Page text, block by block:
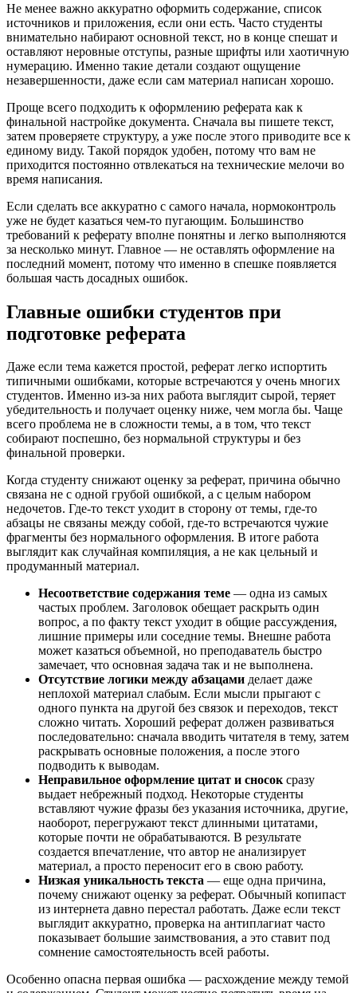
Не менее важно аккуратно оформить содержание, список
источников и приложения, если они есть. Часто студенты
внимательно набирают основной текст, но в конце спешат и
оставляют неровные отступы, разные шрифты или хаотичную
нумерацию. Именно такие детали создают ощущение
незавершенности, даже если сам материал написан хорошо.
Проще всего подходить к оформлению реферата как к
финальной настройке документа. Сначала вы пишете текст,
затем проверяете структуру, а уже после этого приводите все к
единому виду. Такой порядок удобен, потому что вам не
приходится постоянно отвлекаться на технические мелочи во
время написания.
Если сделать все аккуратно с самого начала, нормоконтроль
уже не будет казаться чем-то пугающим. Большинство
требований к реферату вполне понятны и легко выполняются
за несколько минут. Главное — не оставлять оформление на
последний момент, потому что именно в спешке появляется
большая часть досадных ошибок.
Главные ошибки студентов при
подготовке реферата
Даже если тема кажется простой, реферат легко испортить
типичными ошибками, которые встречаются у очень многих
студентов. Именно из-за них работа выглядит сырой, теряет
убедительность и получает оценку ниже, чем могла бы. Чаще
всего проблема не в сложности темы, а в том, что текст
собирают поспешно, без нормальной структуры и без
финальной проверки.
Когда студенту снижают оценку за реферат, причина обычно
связана не с одной грубой ошибкой, а с целым набором
недочетов. Где-то текст уходит в сторону от темы, где-то
абзацы не связаны между собой, где-то встречаются чужие
фрагменты без нормального оформления. В итоге работа
выглядит как случайная компиляция, а не как цельный и
продуманный материал.
Несоответствие содержания теме — одна из самых
частых проблем. Заголовок обещает раскрыть один
вопрос, а по факту текст уходит в общие рассуждения,
лишние примеры или соседние темы. Внешне работа
может казаться объемной, но преподаватель быстро
замечает, что основная задача так и не выполнена.
Отсутствие логики между абзацами делает даже
неплохой материал слабым. Если мысли прыгают с
одного пункта на другой без связок и переходов, текст
сложно читать. Хороший реферат должен развиваться
последовательно: сначала вводить читателя в тему, затем
раскрывать основные положения, а после этого
подводить к выводам.
Неправильное оформление цитат и сносоксразу
выдает небрежный подход. Некоторые студенты
вставляют чужие фразы без указания источника, другие,
наоборот, перегружают текст длинными цитатами,
которые почти не обрабатываются. В результате
создается впечатление, что автор не анализирует
материал, а просто переносит его в свою работу.
Низкая уникальность текста — еще одна причина,
почему снижают оценку за реферат. Обычный копипаст
из интернета давно перестал работать. Даже если текст
выглядит аккуратно, проверка на антиплагиат часто
показывает большие заимствования, а это ставит под
сомнение самостоятельность всей работы.
Особенно опасна первая ошибка — расхождение между темой